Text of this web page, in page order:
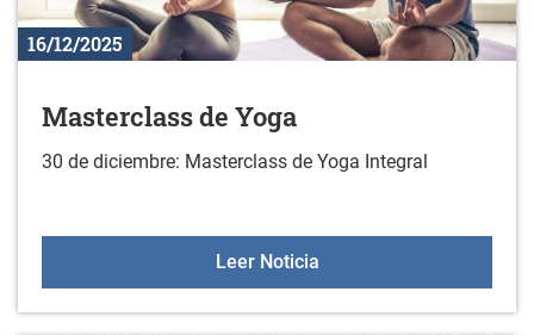
16/12/2025
Masterclass de Yoga
30 de diciembre: Masterclass de Yoga Integral
Leer NoticiaMasterclass de Yoga